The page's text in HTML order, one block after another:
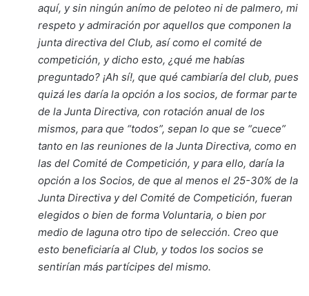
aquí, y sin ningún anímo de peloteo ni de palmero, mi
respeto y admiración por aquellos que componen la
junta directiva del Club, así como el comité de
competición, y dicho esto, ¿qué me habías
preguntado? ¡Ah sí!, que qué cambiaría del club, pues
quizá les daría la opción a los socios, de formar parte
de la Junta Directiva, con rotación anual de los
mismos, para que “todos”, sepan lo que se “cuece”
tanto en las reuniones de la Junta Directiva, como en
las del Comité de Competición, y para ello, daría la
opción a los Socios, de que al menos el 25-30% de la
Junta Directiva y del Comité de Competición, fueran
elegidos o bien de forma Voluntaria, o bien por
medio de laguna otro tipo de selección. Creo que
esto beneficiaría al Club, y todos los socios se
sentirían más partícipes del mismo.